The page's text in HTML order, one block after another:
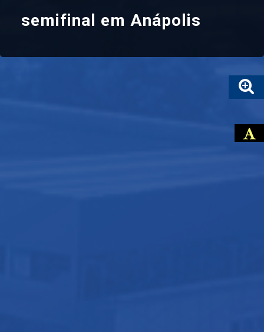
semifinal em Anápolis